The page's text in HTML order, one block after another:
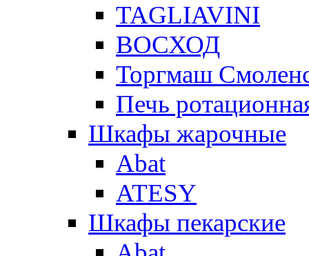
TAGLIAVINI
ВОСХОД
Торгмаш
Печь
Шкафы жарочные
Abat
ATESY
Шкафы пекарские